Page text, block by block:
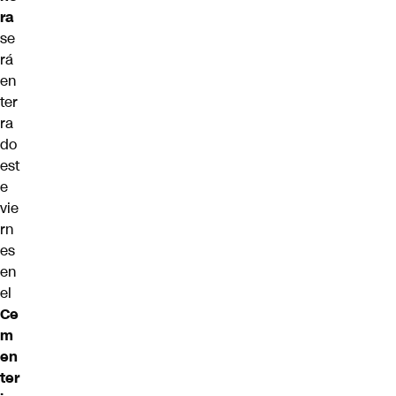
ra
se
rá
en
ter
ra
do
est
e
vie
rn
es
en
el
Ce
m
en
ter